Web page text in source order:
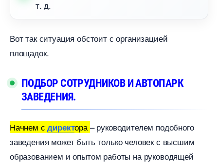
т. д.
от так ситуация обстоит с организацией
площадок.
ПОДБОР СОТРУДНИКОВ И АВТОПАРК
ЗАВЕДЕНИЯ.
Начнем сдиректора– руководителем подобного
заведения может быть только человек с высшим
образованием и опытом работы на руководящей